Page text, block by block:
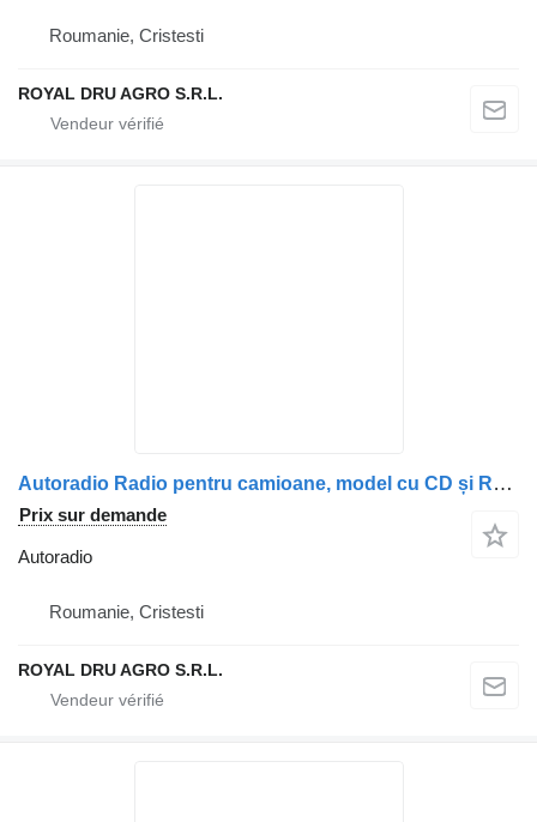
Roumanie, Cristesti
ROYAL DRU AGRO S.R.L.
Autoradio Radio pentru camioane, model cu CD și RDS pour camion Scania
Prix sur demande
Autoradio
Roumanie, Cristesti
ROYAL DRU AGRO S.R.L.